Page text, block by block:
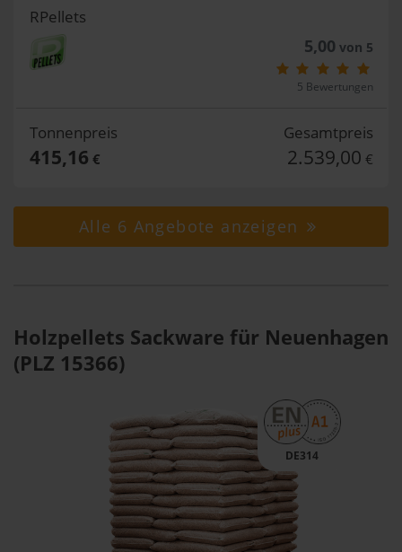
RPellets
5,00 von 5
5 Bewertungen
Tonnenpreis
415,16 €
Gesamtpreis
2.539,00 €
Alle 6 Angebote anzeigen
Holzpellets Sackware für Neuenhagen
(PLZ 15366)
DE314